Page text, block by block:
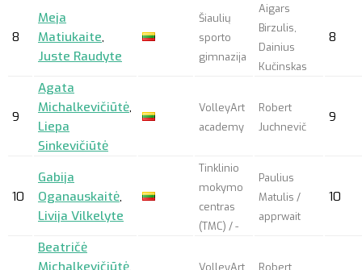
8
Meja
Matiukaite,
Juste Raudyte
Šiaulių
sporto
gimnazija
Aigars
Birzulis,
Dainius
Kučinskas
8
9
Agata
Michalkevičiūtė,
Liepa
Sinkevičiūtė
VolleyArt
academy
Robert
Juchnevič
9
10
Gabija
Oganauskaitė,
Livija Vilkelyte
Tinklinio
mokymo
centras
(TMC) / -
Paulius
Matulis /
apprwait
10
Beatričė
Michalkevičiūtė,
VolleyArt
Robert